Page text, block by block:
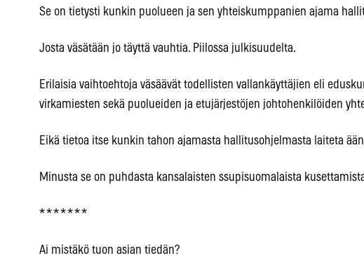
Se on tietysti kunkin puolueen ja sen yhteiskumppanien ajama
Josta väsätään jo täyttä vauhtia. Piilossa julkisuudelta.
Erilaisia vaihtoehtoja väsäävät todellisten vallankäyttäjien eli
virkamiesten sekä puolueiden ja etujärjestöjen johtohenkilöiden
Eikä tietoa itse kunkin tahon ajamasta hallitusohjelmasta laiteta
Minusta se on puhdasta kansalaisten ssupisuomalaista
* * * * * * *
Ai mistäkö tuon asian tiedän?